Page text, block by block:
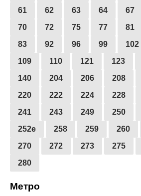
61
62 63 64 67
70
72 75 77 81
83
92 96 99 102
109
110 121 123
140
204 206 208
220
222 224 228
241
243 249 250
252е
258 259 260
270
272 273 275
280
Метро